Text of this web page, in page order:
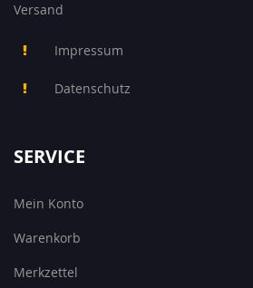
Versand
Impressum
Datenschutz
SERVICE
Mein Konto
Warenkorb
Merkzettel